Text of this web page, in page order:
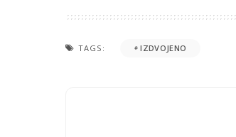
TAGS: IZDVOJENO